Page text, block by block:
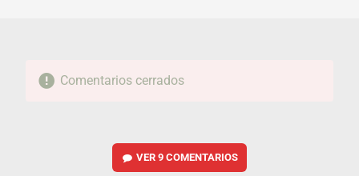
Comentarios cerrados
VER9 COMENTARIOS